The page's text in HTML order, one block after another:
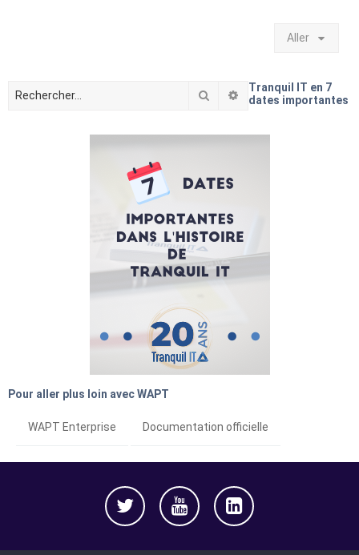
Aller
RechercherRecherche avancée
Tranquil IT en 7
dates importantes
Pour aller plus loin avec WAPT
WAPT Enterprise Documentation officielle